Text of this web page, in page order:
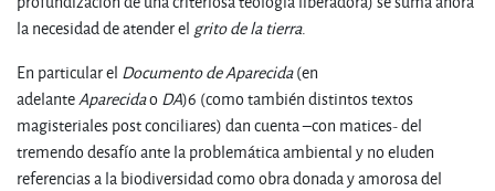
la necesidad de atender el grito de la tierra.
En particular el Documento de Aparecida(en
adelanteAparecidao DA)6 (como también distintos textos
magisteriales post conciliares) dan cuenta –con matices- del
tremendo desafío ante la problemática ambiental y no eluden
referencias a la biodiversidad como obra donada y amorosa del